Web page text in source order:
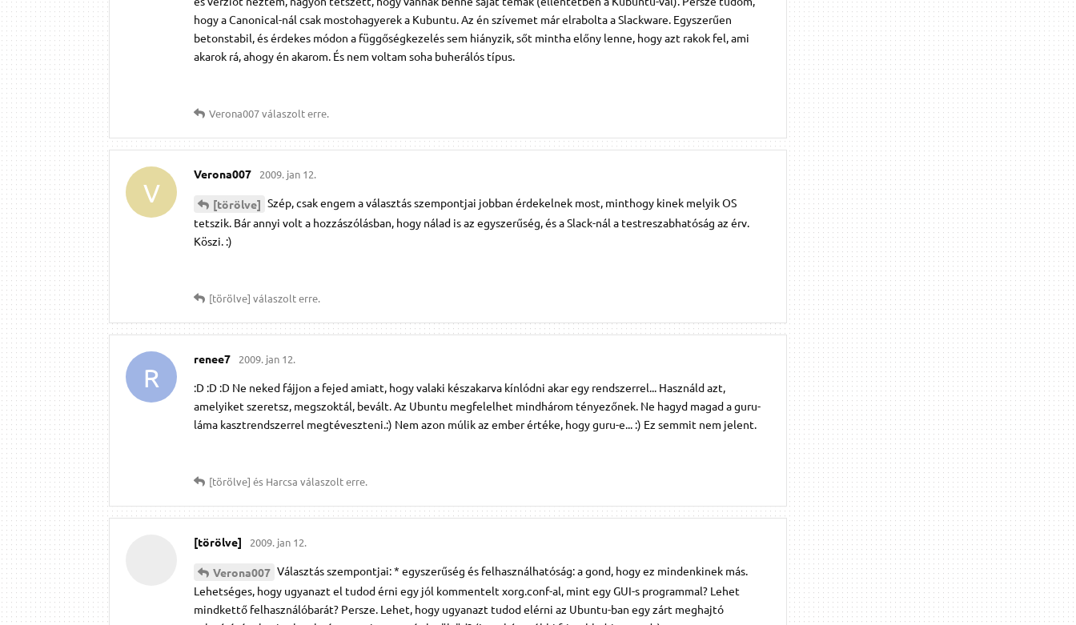
hogy a Canonical-nál csak mostohagyerek a Kubuntu. Az én szívemet már elrabolta a Slackware. Egyszerűen
betonstabil, és érdekes módon a függőségkezelés sem hiányzik, sőt mintha előny lenne, hogy azt rakok fel, ami
akarok rá, ahogy én akarom. És nem voltam soha buherálós típus.
Verona007válaszolt erre.
V
Verona007 2009. jan 12.
[törölve] Szép, csak engem a választás szempontjai jobban érdekelnek most, minthogy kinek melyik OS
tetszik. Bár annyi volt a hozzászólásban, hogy nálad is az egyszerűség, és a Slack-nál a testreszabhatóság az érv.
Köszi. :)
[törölve] válaszolt erre.
R
renee7 2009. jan 12.
:D :D :D Ne neked fájjon a fejed amiatt, hogy valaki készakarva kínlódni akar egy rendszerrel... Használd azt,
amelyiket szeretsz, megszoktál, bevált. Az Ubuntu megfelelhet mindhárom tényezőnek. Ne hagyd magad a guru-
láma kasztrendszerrel megtéveszteni.:) Nem azon múlik az ember értéke, hogy guru-e... :) Ez semmit nem jelent.
[törölve] és Harcsa válaszolt erre.
[törölve] 2009. jan 12.
Verona007 Választás szempontjai: * egyszerűség és felhasználhatóság: a gond, hogy ez mindenkinek más.
Lehetséges, hogy ugyanazt el tudod érni egy jól kommentelt xorg.conf-al, mint egy GUI-s programmal? Lehet
mindkettő felhasználóbarát? Persze. Lehet, hogy ugyanazt tudod elérni az Ubuntu-ban egy zárt meghajtó